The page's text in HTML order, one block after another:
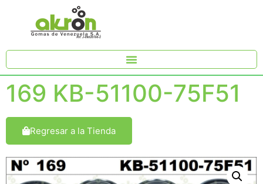
169 KB-51100-75F51
Regresar a la Tienda